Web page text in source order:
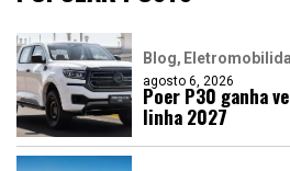
Blog
agosto 6, 2026
Poer P30 ganha
linha 2027